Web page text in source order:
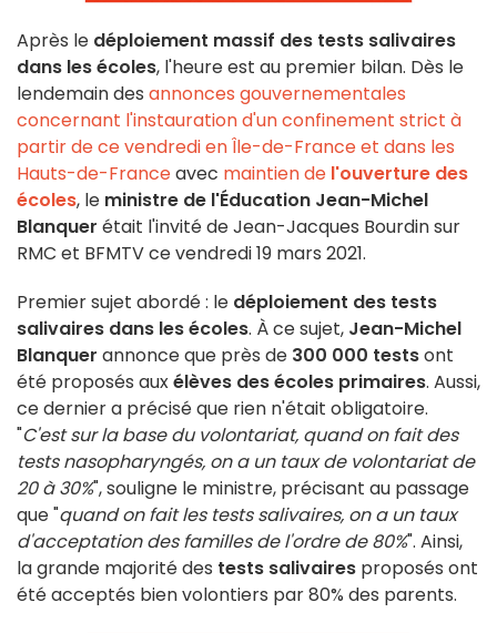
Après le déploiement massif des tests salivaires
dans les écoles, l'heure est au premier bilan. Dès le
lendemain des annonces gouvernementales
concernant l'instauration d'un confinement strict à
partir de ce vendredi en Île-de-France et dans les
Hauts-de-Franceavec maintien de l'ouverture des
écoles, le ministre de l'Éducation Jean-Michel
Blanquer était l'invité de Jean-Jacques Bourdin sur
RMC et BFMTV ce vendredi 19 mars 2021.
Premier sujet abordé : le déploiement des tests
salivaires dans les écoles. À ce sujet, Jean-Michel
Blanquer annonce que près de 300 000 testsont
été proposés auxélèves des écoles primaires. Aussi,
ce dernier a précisé que rien n'était obligatoire.
"C'est sur la base du volontariat, quand on fait des
tests nasopharyngés, on a un taux de volontariat de
20 à 30%", souligne le ministre, précisant au passage
que "quand on fait les tests salivaires, on a un taux
d'acceptation des familles de l'ordre de 80%". Ainsi,
la grande majorité des tests salivaires proposés ont
été acceptés bien volontiers par 80% des parents.